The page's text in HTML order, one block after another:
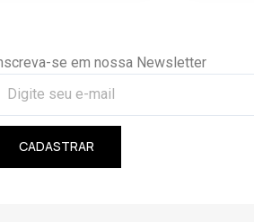
se em nossa Newsletter
CADASTRAR